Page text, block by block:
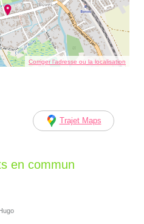
Corriger l’adresse ou la localisation
Trajet Maps
en commun